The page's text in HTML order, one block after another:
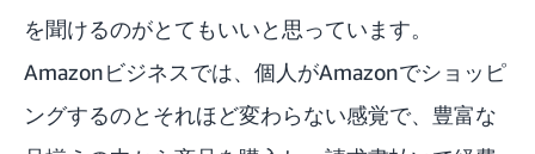
を聞けるのがとてもいいと思っています。
Amazonビジネスでは、個人がAmazonでショッピ
ングするのとそれほど変わらない感覚で、豊富な